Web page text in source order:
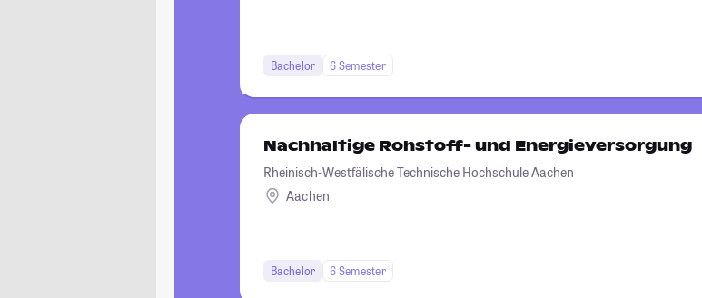
Bachelor 6 Semester
Nachhaltige Rohstoff- und Energieversorgung
Rheinisch-Westfälische Technische Hochschule Aachen
Aachen
Bachelor 6 Semester